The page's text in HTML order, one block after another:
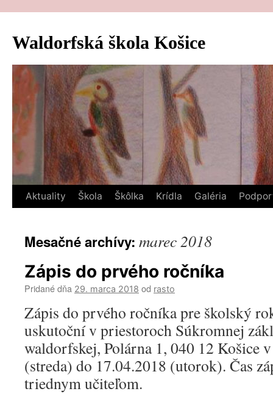
obsah
Waldorfská škola Košice
Aktuality Škola Škôlka Krídla Galéria
Mesačné archívy: marec 2018
Zápis do prvého ročníka
Pridané dňa 29. marca 2018 od rasto
Zápis do prvého ročníka pre školský
uskutoční v priestoroch Súkromnej
waldorfskej, Polárna 1, 040 12 Košice
(streda) do 17.04.2018 (utorok). Čas
triednym učiteľom.